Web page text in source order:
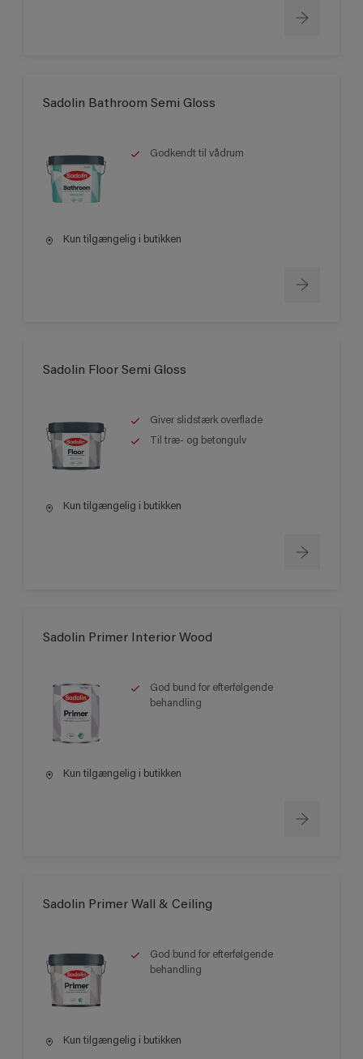
Sadolin Bathroom Semi Gloss
Godkendt til vådrum
Kun tilgængelig i butikken
Sadolin Floor Semi Gloss
Giver slidstærk overflade
Til træ- og betongulv
Kun tilgængelig i butikken
Sadolin Primer Interior Wood
God bund for efterfølgende
behandling
Kun tilgængelig i butikken
Sadolin Primer Wall & Ceiling
God bund for efterfølgende
behandling
Kun tilgængelig i butikken